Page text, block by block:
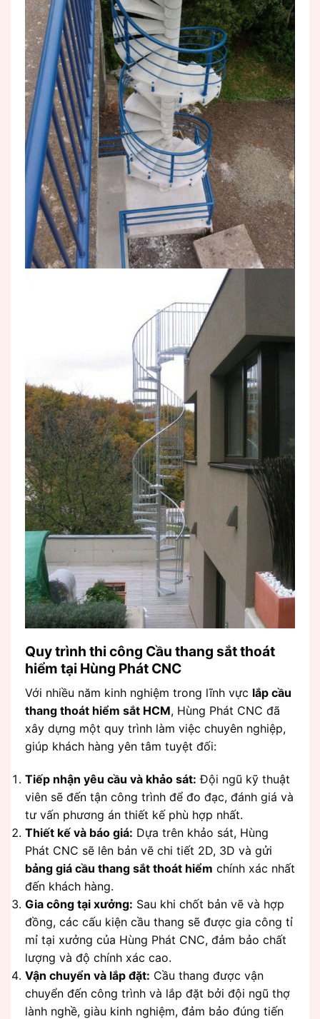
Quy trình thi công Cầu thang sắt thoát
hiểm tại Hùng Phát CNC
Với nhiều năm kinh nghiệm trong lĩnh vực lắp cầu
thang thoát hiểm sắt HCM, Hùng Phát CNC đã
xây dựng một quy trình làm việc chuyên nghiệp,
giúp khách hàng yên tâm tuyệt đối:
Tiếp nhận yêu cầu và khảo sát: Đội ngũ kỹ thuật
viên sẽ đến tận công trình để đo đạc, đánh giá và
tư vấn phương án thiết kế phù hợp nhất.
Thiết kế và báo giá: Dựa trên khảo sát, Hùng
Phát CNC sẽ lên bản vẽ chi tiết 2D, 3D và gửi
bảng giá cầu thang sắt thoát hiểm chính xác nhất
đến khách hàng.
Gia công tại xưởng: Sau khi chốt bản vẽ và hợp
đồng, các cấu kiện cầu thang sẽ được gia công tỉ
mỉ tại xưởng của Hùng Phát CNC, đảm bảo chất
lượng và độ chính xác cao.
Vận chuyển và lắp đặt: Cầu thang được vận
chuyển đến công trình và lắp đặt bởi đội ngũ thợ
lành nghề, giàu kinh nghiệm, đảm bảo đúng tiến